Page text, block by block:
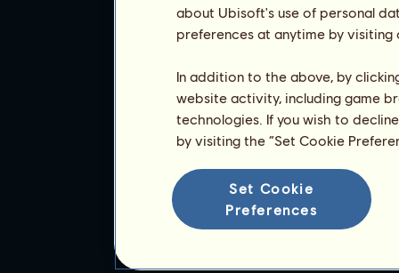
about Ubisoft's use of personal
preferences at anytime by
In addition to the above, by
website activity, including game
technologies. If you wish to
by visiting the “Set Cookie
Set Cookie
Preferences